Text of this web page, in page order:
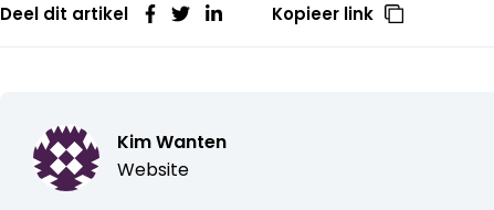
Deel dit artikel Kopieer link
Kim Wanten
Website